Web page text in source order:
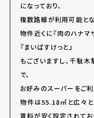
になっており、
複数路線が利用可能とな
物件近くに『肉のハナマ
『まいばすけっと』
もございますし、千駄木
で、
お好みのスーパーをご
物件は55.18㎡と広々
賃料が安く設定されてお